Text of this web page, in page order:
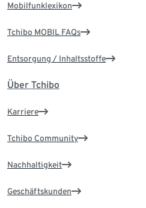
Mobilfunklexikon
Tchibo MOBIL FAQs
Entsorgung / Inhaltsstoffe
Über Tchibo
Karriere
Tchibo Community
Nachhaltigkeit
Geschäftskunden